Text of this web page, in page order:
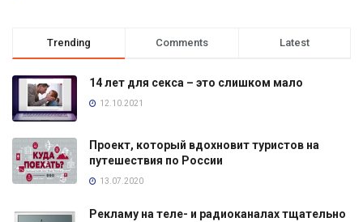
Trending Comments Latest
14 лет для секса – это слишком мало
12.10.2021
Проект, который вдохновит туристов на
путешествия по России
13.07.2020
Рекламу на теле- и радиоканалах тщательно